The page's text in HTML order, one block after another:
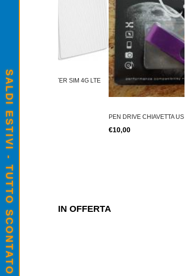
SIM 4G LTE
PEN DRIVE CHIAVETTA USB IMRO DRIVE
IN OFFERTA
16E
SALDI ESTIVI - TUTTO SCONTATO